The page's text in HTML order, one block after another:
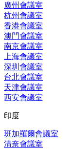
廣州會議室
杭州會議室
香港會議室
澳門會議室
南京會議室
上海會議室
深圳會議室
台北會議室
天津會議室
西安會議室
印度
班加羅爾會議室
清奈會議室